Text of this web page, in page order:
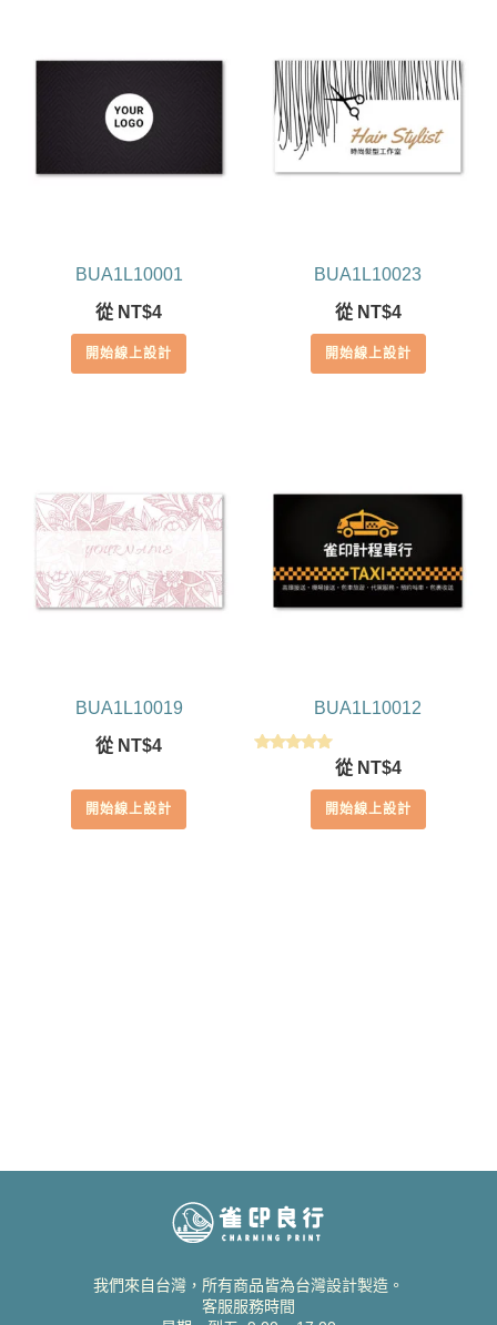
BUA1L10001
從 NT$4
開始線上設計
BUA1L10023
從 NT$4
開始線上設計
BUA1L10019
從 NT$4
開始線上設計
BUA1L10012
滿分 5
從 NT$4
開始線上設計
我們來自台灣，所有商品皆為台灣設計製造。
客服服務時間